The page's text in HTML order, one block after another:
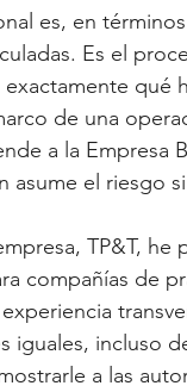
es, en
Es el
qué
de una
a la
asume el riesgo
TP&T,
compañías de
iguales, incluso
a las